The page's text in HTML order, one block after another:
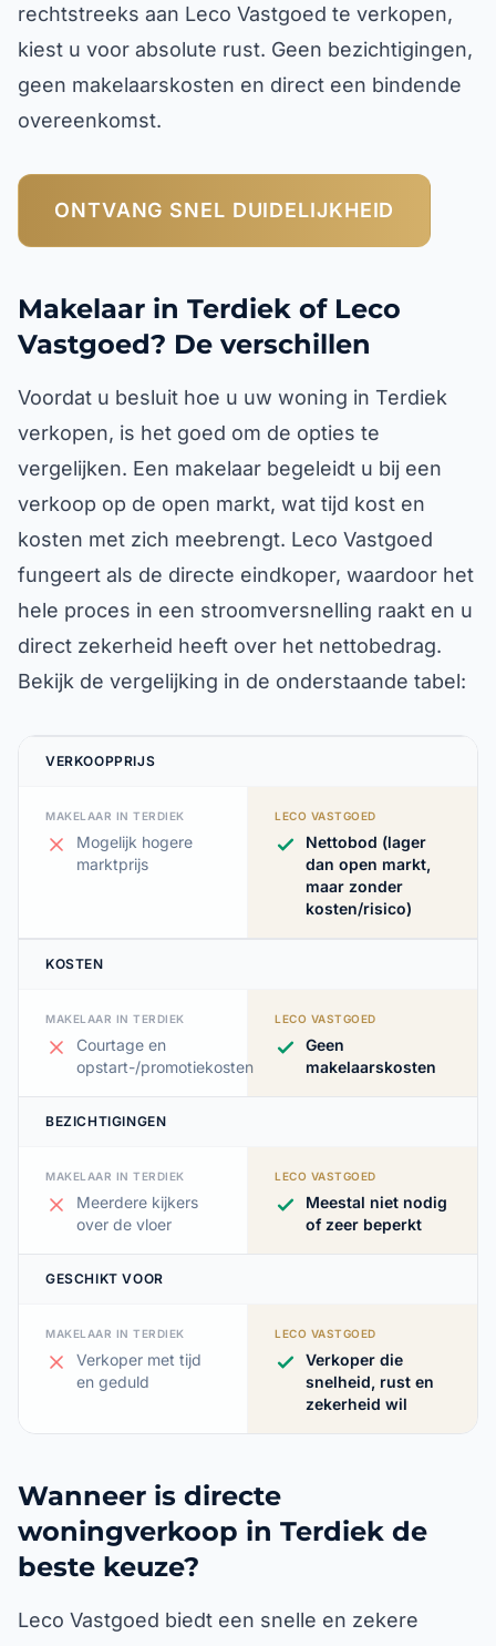
rechtstreeks aan Leco Vastgoed te verkopen,
kiest u voor absolute rust. Geen bezichtigingen,
geen makelaarskosten en direct een bindende
overeenkomst.
ONTVANG SNEL DUIDELIJKHEID
Makelaar in Terdiek of Leco
Vastgoed? De verschillen
Voordat u besluit hoe u uw woning in Terdiek
verkopen, is het goed om de opties te
vergelijken. Een makelaar begeleidt u bij een
verkoop op de open markt, wat tijd kost en
kosten met zich meebrengt. Leco Vastgoed
fungeert als de directe eindkoper, waardoor het
hele proces in een stroomversnelling raakt en u
direct zekerheid heeft over het nettobedrag.
Bekijk de vergelijking in de onderstaande tabel:
VERKOOPPRIJS
MAKELAAR IN TERDIEK
Mogelijk hogere
marktprijs
LECO VASTGOED
Nettobod (lager
dan open markt,
maar zonder
kosten/risico)
KOSTEN
MAKELAAR IN TERDIEK
Courtage en
opstart-/promotiekosten
LECO VASTGOED
Geen
makelaarskosten
BEZICHTIGINGEN
MAKELAAR IN TERDIEK
Meerdere kijkers
over de vloer
LECO VASTGOED
Meestal niet nodig
of zeer beperkt
GESCHIKT VOOR
MAKELAAR IN TERDIEK
Verkoper met tijd
en geduld
LECO VASTGOED
Verkoper die
snelheid, rust en
zekerheid wil
Wanneer is directe
woningverkoop in Terdiek de
beste keuze?
Leco Vastgoed biedt een snelle en zekere